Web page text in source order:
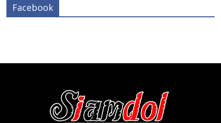
Facebook